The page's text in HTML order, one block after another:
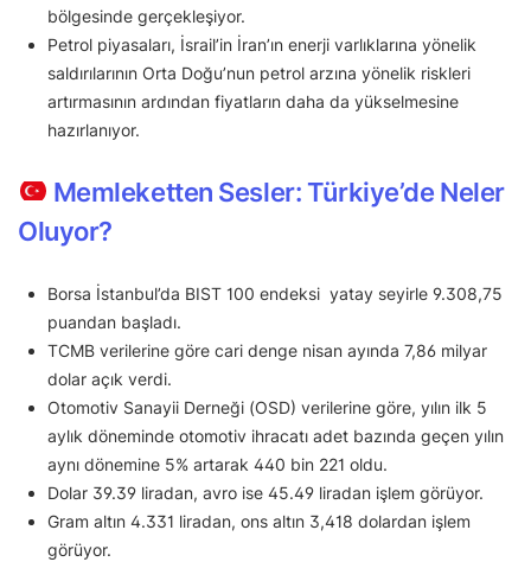
bölgesinde gerçekleşiyor.
Petrol piyasaları, İsrail’in İran’ın enerji varlıklarına yönelik
saldırılarının Orta Doğu’nun petrol arzına yönelik riskleri
artırmasının ardından fiyatların daha da yükselmesine
hazırlanıyor.
Memleketten Sesler: Türkiye’de Neler
Oluyor?
Borsa İstanbul’da BIST 100 endeksi yatay seyirle 9.308,75
puandan başladı.
TCMB verilerine göre cari denge nisan ayında 7,86 milyar
dolar açık verdi.
Otomotiv Sanayii Derneği (OSD) verilerine göre, yılın ilk 5
aylık döneminde otomotiv ihracatı adet bazında geçen yılın
aynı dönemine 5% artarak 440 bin 221 oldu.
Dolar 39.39 liradan, avro ise 45.49 liradan işlem görüyor.
Gram altın 4.331 liradan, ons altın 3,418 dolardan işlem
görüyor.